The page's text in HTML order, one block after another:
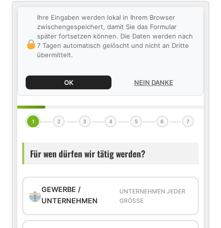
Ihre Eingaben werden lokal in Ihrem Browser
zwischengespeichert, damit Sie das Formular
später fortsetzen können. Die Daten werden nach
7 Tagen automatisch gelöscht und nicht an Dritte
übermittelt.
OK NEIN DANKE
1 2 3 4 5 6 7
Für wen dürfen wir tätig werden?
GEWERBE /
UNTERNEHMEN
UNTERNEHMEN JEDER
GRÖSSE